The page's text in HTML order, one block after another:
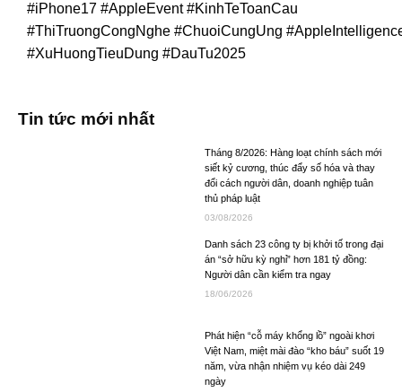
#iPhone17 #AppleEvent #KinhTeToanCau
#ThiTruongCongNghe #ChuoiCungUng
#XuHuongTieuDung #DauTu2025
Tin tức mới nhất
Tháng 8/2026: Hàng loạt chính sách mới
siết kỷ cương, thúc đẩy số hóa và thay
đổi cách người dân, doanh nghiệp tuân
thủ pháp luật
03/08/2026
Danh sách 23 công ty bị khởi tố trong đại
án “sở hữu kỳ nghỉ” hơn 181 tỷ đồng:
Người dân cần kiểm tra ngay
18/06/2026
Phát hiện “cỗ máy khổng lồ” ngoài khơi
Việt Nam, miệt mài đào “kho báu” suốt 19
năm, vừa nhận nhiệm vụ kéo dài 249
ngày